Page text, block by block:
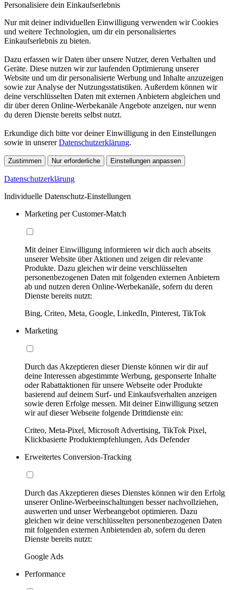
Personalisiere dein Einkaufserlebnis
Nur mit deiner individuellen Einwilligung verwenden wir Cookies
und weitere Technologien, um dir ein personalisiertes
Einkaufserlebnis zu bieten.
Dazu erfassen wir Daten über unsere Nutzer, deren Verhalten und
Geräte. Diese nutzen wir zur laufenden Optimierung unserer
Website und um dir personalisierte Werbung und Inhalte anzuzeigen
sowie zur Analyse der Nutzungsstatistiken. Außerdem können wir
deine verschlüsselten Daten mit externen Anbietern abgleichen und
dir über deren Online-Werbekanäle Angebote anzeigen, nur wenn
du deren Dienste bereits selbst nutzt.
Erkundige dich bitte vor deiner Einwilligung in den Einstellungen
sowie in unsererDatenschutzerklärung.
Zustimmen Nur erforderliche Einstellungen anpassen
Datenschutzerklärung
Individuelle Datenschutz-Einstellungen
Marketing per Customer-Match
Mit deiner Einwilligung informieren wir dich auch abseits
unserer Website über Aktionen und zeigen dir relevante
Produkte. Dazu gleichen wir deine verschlüsselten
personenbezogenen Daten mit folgenden externen Anbietern
ab und nutzen deren Online-Werbekanäle, sofern du deren
Dienste bereits nutzt:
Bing, Criteo, Meta, Google, LinkedIn, Pinterest, TikTok
Marketing
Durch das Akzeptieren dieser Dienste können wir dir auf
deine Interessen abgestimmte Werbung, gesponserte Inhalte
oder Rabattaktionen für unsere Webseite oder Produkte
basierend auf deinem Surf- und Einkaufsverhalten anzeigen
sowie deren Erfolge messen. Mit deiner Einwilligung setzen
wir auf dieser Webseite folgende Drittdienste ein:
Criteo, Meta-Pixel, Microsoft Advertising, TikTok Pixel,
Klickbasierte Produktempfehlungen, Ads Defender
Erweitertes Conversion-Tracking
Durch das Akzeptieren dieses Dienstes können wir den Erfolg
unserer Online-Werbeeinschaltungen besser nachvollziehen,
auswerten und unser Werbeangebot optimieren. Dazu
gleichen wir deine verschlüsselten personenbezogenen Daten
mit folgenden externen Anbietenden ab, sofern du deren
Dienste bereits nutzt:
Google Ads
Performance